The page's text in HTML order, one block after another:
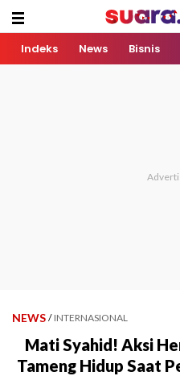
Indeks News Bisnis
NEWS / INTERNASIONAL
Mati Syahid! Aksi
Tameng Hidup Saat